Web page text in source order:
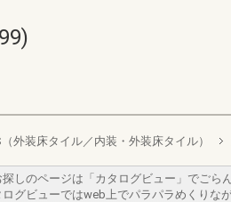
（外装床タイル／内装・外装床タイル）
探しのページは「カタログビュー」でごら
ログビューではweb上でパラパラめくりな